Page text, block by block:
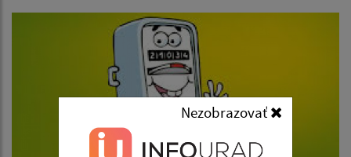
Nezobrazovať